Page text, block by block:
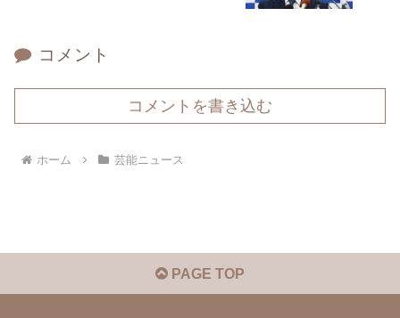
コメント
コメントを書き込む
ホーム 芸能ニュース
PAGE TOP